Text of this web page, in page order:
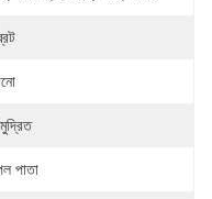
পাতা